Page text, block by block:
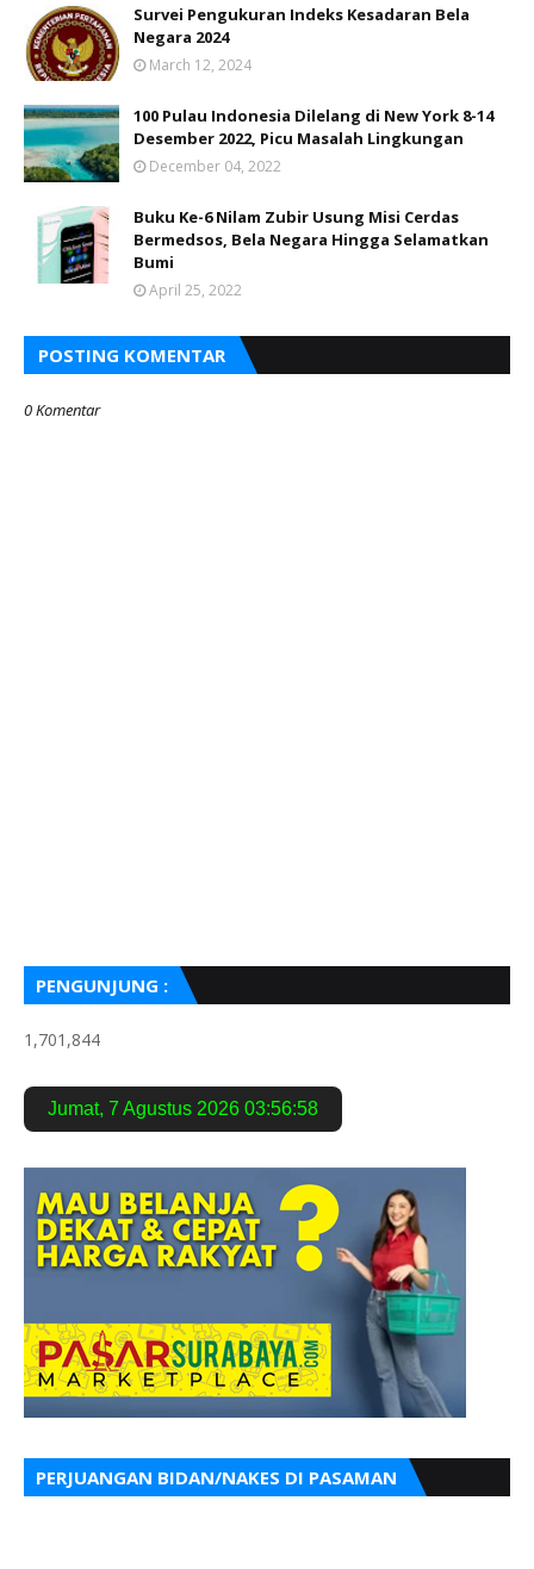
Survei Pengukuran Indeks Kesadaran Bela
Negara 2024
March 12, 2024
100 Pulau Indonesia Dilelang di New York 8-14
Desember 2022, Picu Masalah Lingkungan
December 04, 2022
Buku Ke-6 Nilam Zubir Usung Misi Cerdas
Bermedsos, Bela Negara Hingga Selamatkan
Bumi
April 25, 2022
POSTING KOMENTAR
0 Komentar
PENGUNJUNG :
1,701,844
Jumat, 7 Agustus 2026 03:56:59
PERJUANGAN BIDAN/NAKES DI PASAMAN